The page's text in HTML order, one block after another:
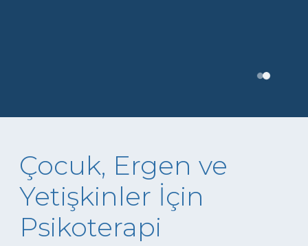
Çocuk, Ergen ve
Yetişkinler İçin
Psikoterapi